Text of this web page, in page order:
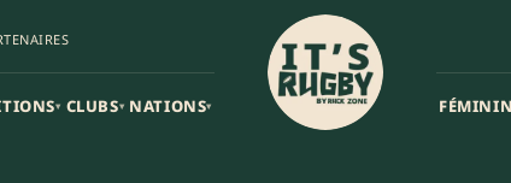
▾ CLUBS▾ NATIONS▾